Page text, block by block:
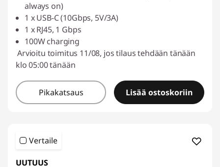
always on)
1 x USB-C (10Gbps, 5V/3A)
1 x RJ45, 1 Gbps
100W charging
Arvioitu toimitus 11/08, jos tilaus tehdään tänään
klo 05:00 tänään
Pikakatsaus Lisää ostoskoriin
Vertaile
UUTUUS